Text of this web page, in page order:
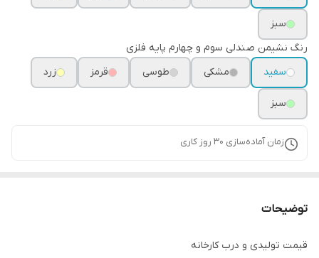
سبز
‌رنگ نشیمن صندلی سوم و چهارم پایه فلزی
سفید
مشکی طوسی قرمز زرد
سبز
زمان آماده‌سازی 30 روز کاری
توضیحات
قیمت تولیدی و درب کارخانه